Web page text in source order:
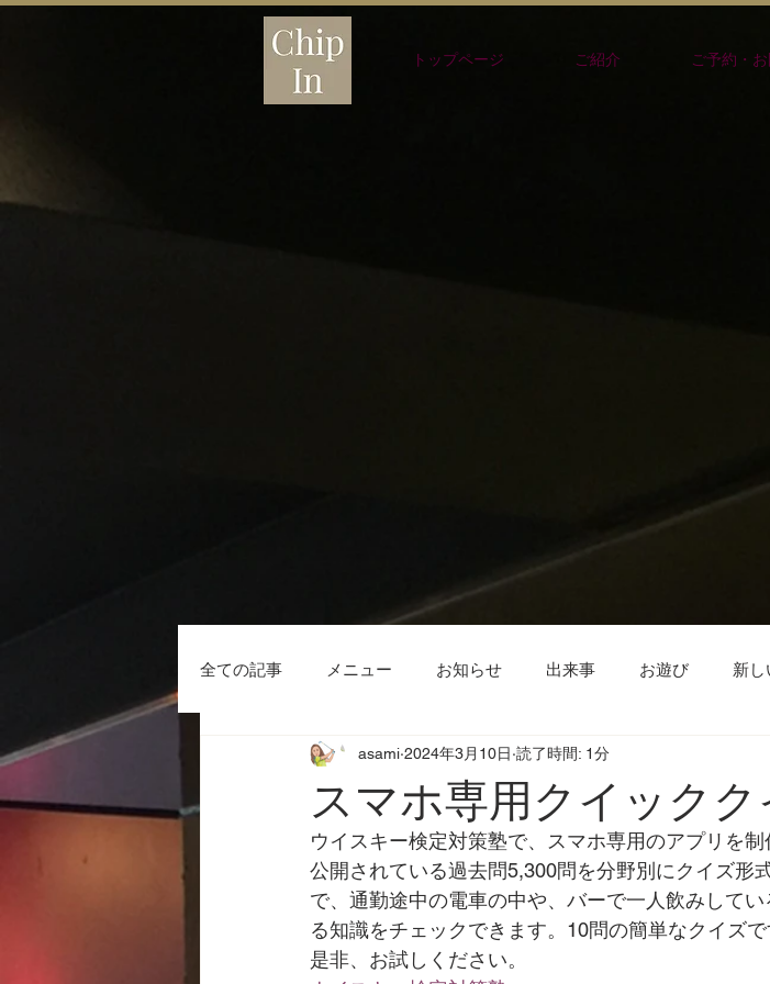
トップページ ご紹介 ご予約・
全ての記事 メニュー お知らせ 出来事 お遊び 新し
新型コロナウイルス 検定 ECサイト
スマホ専用クイック
asami 2024年3月10日 読了時間: 1分
ウイスキー検定対策塾で、スマホ専用のアプリを制
公開されている過去問5,300問を分野別にクイズ形
で、通勤途中の電車の中や、バーで一人飲みして
る知識をチェックできます。10問の簡単なクイズで
是非、お試しください。